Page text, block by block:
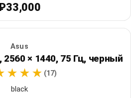
Asus
2560 × 1440, 75 Гц, черный
(17)
black